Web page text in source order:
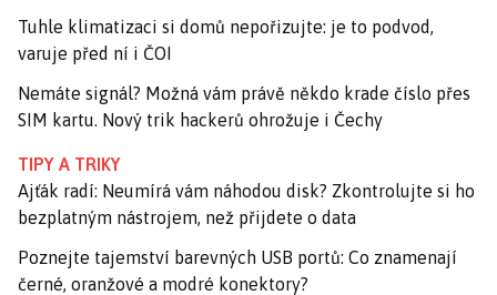
Tuhle klimatizaci si domů nepořizujte: je to podvod,
varuje před ní i ČOI
Nemáte signál? Možná vám právě někdo krade číslo přes
SIM kartu. Nový trik hackerů ohrožuje i Čechy
TIPY A TRIKY
Ajťák radí: Neumírá vám náhodou disk? Zkontrolujte si ho
bezplatným nástrojem, než přijdete o data
Poznejte tajemství barevných USB portů: Co znamenají
černé, oranžové a modré konektory?